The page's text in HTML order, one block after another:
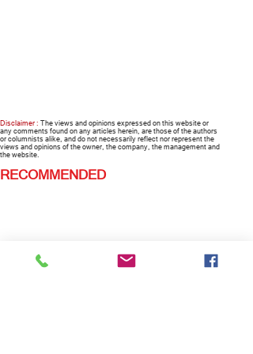
Disclaimer : The views and opinions expressed on this website or
any comments found on any articles herein, are those of the authors
or columnists alike, and do not necessarily reflect nor represent the
views and opinions of the owner, the company, the management and
the website.
RECOMMENDED